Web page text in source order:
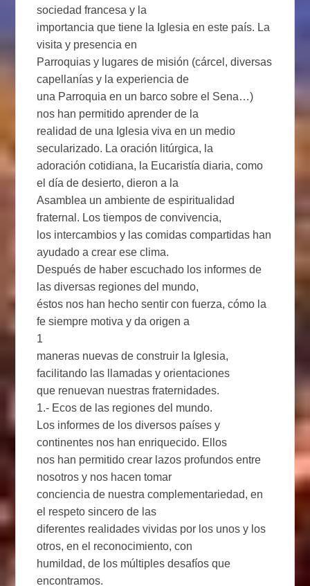
sociedad francesa y la
importancia que tiene la Iglesia en este país. La
visita y presencia en
Parroquias y lugares de misión (cárcel, diversas
capellanías y la experiencia de
una Parroquia en un barco sobre el Sena…)
nos han permitido aprender de la
realidad de una Iglesia viva en un medio
secularizado. La oración litúrgica, la
adoración cotidiana, la Eucaristía diaria, como
el día de desierto, dieron a la
Asamblea un ambiente de espiritualidad
fraternal. Los tiempos de convivencia,
los intercambios y las comidas compartidas han
ayudado a crear ese clima.
Después de haber escuchado los informes de
las diversas regiones del mundo,
éstos nos han hecho sentir con fuerza, cómo la
fe siempre motiva y da origen a
1
maneras nuevas de construir la Iglesia,
facilitando las llamadas y orientaciones
que renuevan nuestras fraternidades.
1.- Ecos de las regiones del mundo.
Los informes de los diversos países y
continentes nos han enriquecido. Ellos
nos han permitido crear lazos profundos entre
nosotros y nos hacen tomar
conciencia de nuestra complementariedad, en
el respeto sincero de las
diferentes realidades vividas por los unos y los
otros, en el reconocimiento, con
humildad, de los múltiples desafíos que
encontramos.